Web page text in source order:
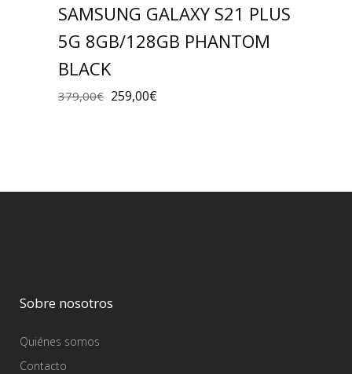
SAMSUNG GALAXY S21 PLUS
5G 8GB/128GB PHANTOM
BLACK
379,00€ 259,00€
Sobre nosotros
Quiénes somos
Contacto